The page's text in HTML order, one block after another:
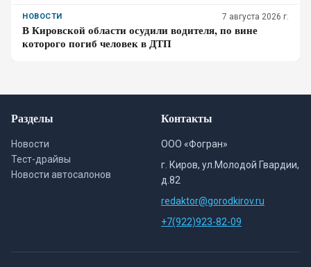
НОВОСТИ 7 августа 2026 г.
В Кировской области осудили водителя, по вине
которого погиб человек в ДТП
Разделы
Новости
Тест-драйвы
Новости автосалонов
Контакты
ООО «Фогран»
г. Киров, ул.Молодой Гвардии,
д.82
redaktor@gorodkirov.ru
+7(922)923-82-09